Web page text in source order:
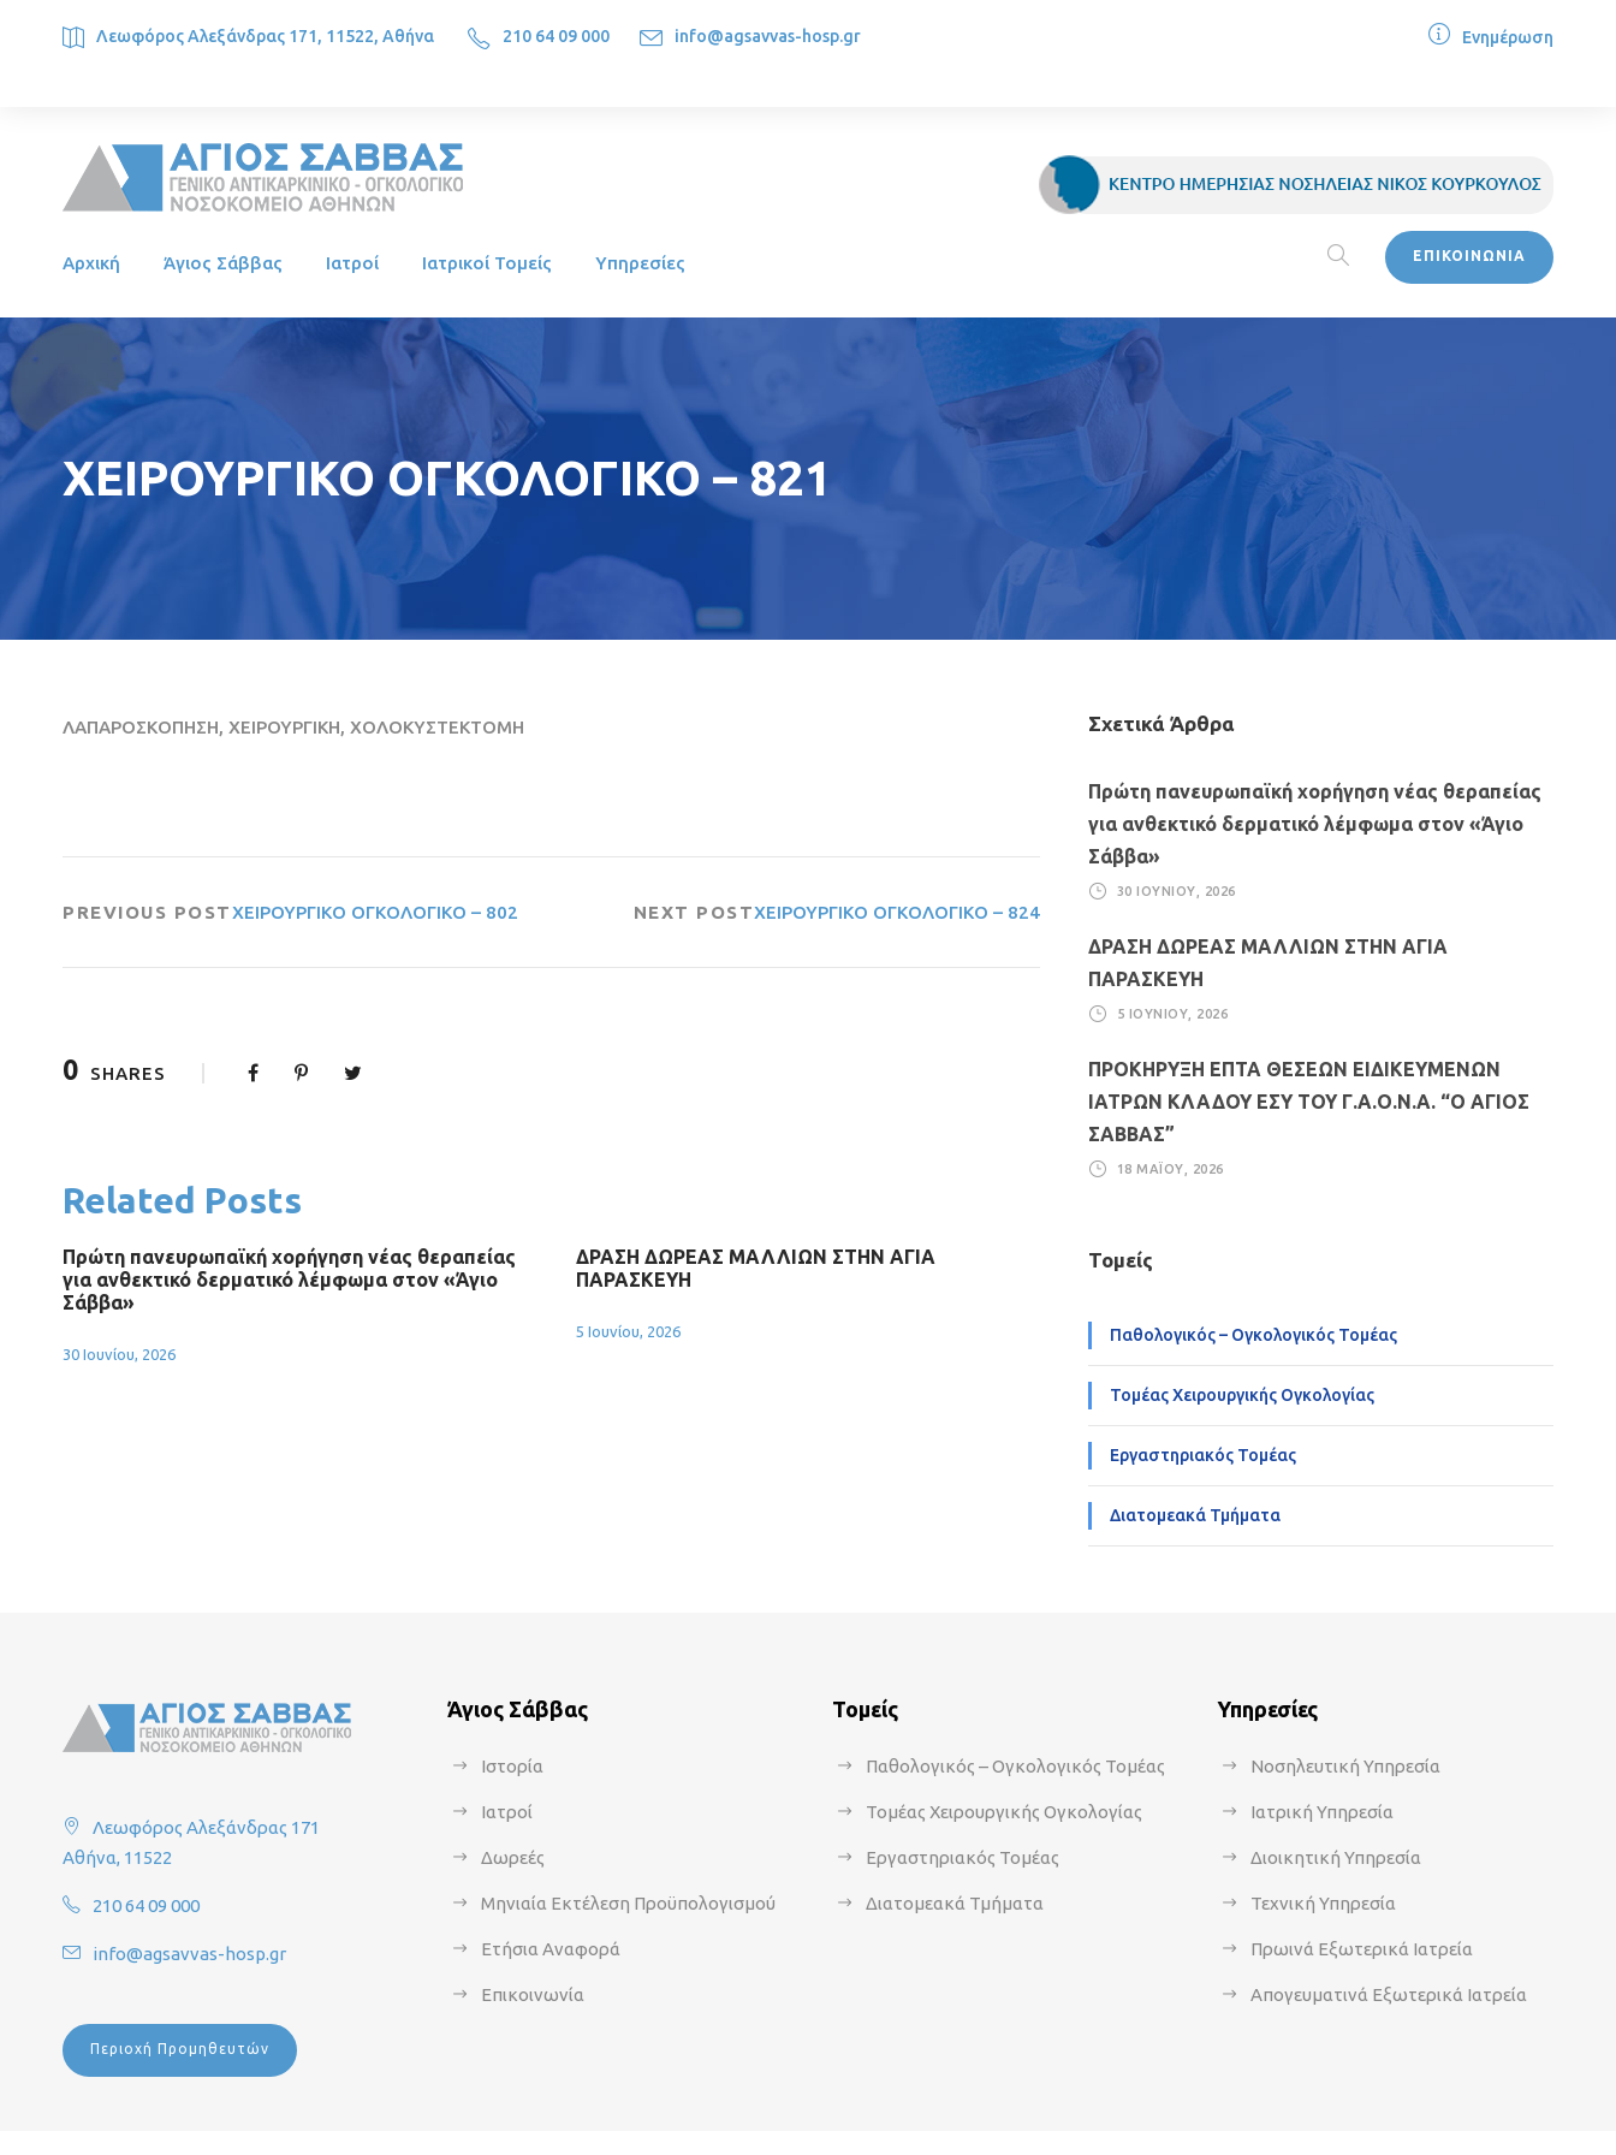
Λεωφόρος Αλεξάνδρας 171, 11522, Αθήνα 210 64 09 000 info@agsavvas-hosp.gr Ενημέρωση
Αρχική Άγιος Σάββας Ιατροί Ιατρικοί Τομείς Υπηρεσίες ΕΠΙΚΟΙΝΩΝΙΑ
ΧΕΙΡΟΥΡΓΙΚΟ ΟΓΚΟΛΟΓΙΚΟ – 821
ΛΑΠΑΡΟΣΚΟΠΗΣΗ, ΧΕΙΡΟΥΡΓΙΚΗ, ΧΟΛΟΚΥΣΤΕΚΤΟΜΗ
PREVIOUS POSTΧΕΙΡΟΥΡΓΙΚΟ ΟΓΚΟΛΟΓΙΚΟ – 802 NEXT POSTΧΕΙΡΟΥΡΓΙΚΟ ΟΓΚΟΛΟΓΙΚΟ – 824
0 SHARES
Related Posts
Πρώτη πανευρωπαϊκή χορήγηση νέας θεραπείας
για ανθεκτικό δερματικό λέμφωμα στον «Άγιο
Σάββα»
30 Ιουνίου, 2026
ΔΡΑΣΗ ΔΩΡΕΑΣ ΜΑΛΛΙΩΝ ΣΤΗΝ ΑΓΙΑ
ΠΑΡΑΣΚΕΥΗ
5 Ιουνίου, 2026
Σχετικά Άρθρα
Πρώτη πανευρωπαϊκή χορήγηση νέας θεραπείας
για ανθεκτικό δερματικό λέμφωμα στον «Άγιο
Σάββα»
30 ΙΟΥΝΊΟΥ, 2026
ΔΡΑΣΗ ΔΩΡΕΑΣ ΜΑΛΛΙΩΝ ΣΤΗΝ ΑΓΙΑ
ΠΑΡΑΣΚΕΥΗ
5 ΙΟΥΝΊΟΥ, 2026
ΠΡΟΚΗΡΥΞΗ ΕΠΤΑ ΘΕΣΕΩΝ ΕΙΔΙΚΕΥΜΕΝΩΝ
ΙΑΤΡΩΝ ΚΛΑΔΟΥ ΕΣΥ ΤΟΥ Γ.Α.Ο.Ν.Α. “Ο ΑΓΙΟΣ
ΣΑΒΒΑΣ”
18 ΜΑΪ́ΟΥ, 2026
Τομείς
Παθολογικός – Ογκολογικός Τομέας
Τομέας Χειρουργικής Ογκολογίας
Εργαστηριακός Τομέας
Διατομεακά Τμήματα
Λεωφόρος Αλεξάνδρας 171
Αθήνα, 11522
210 64 09 000
info@agsavvas-hosp.gr
Περιοχή Προμηθευτών
Άγιος Σάββας
Ιστορία
Ιατροί
Δωρεές
Μηνιαία Εκτέλεση Προϋπολογισμού
Ετήσια Αναφορά
Επικοινωνία
Τομείς
Παθολογικός – Ογκολογικός Τομέας
Τομέας Χειρουργικής Ογκολογίας
Εργαστηριακός Τομέας
Διατομεακά Τμήματα
Υπηρεσίες
Νοσηλευτική Υπηρεσία
Ιατρική Υπηρεσία
Διοικητική Υπηρεσία
Τεχνική Υπηρεσία
Πρωινά Εξωτερικά Ιατρεία
Απογευματινά Εξωτερικά Ιατρεία